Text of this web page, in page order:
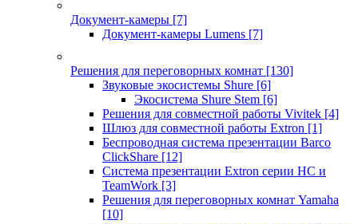
Документ-камеры [7]
Документ-камеры Lumens [7]
Решения для переговорных комнат [130]
Звуковые экосистемы Shure [6]
Экосистема Shure Stem [6]
Решения для совместной работы Vivitek [4]
Шлюз для совместной работы Extron [1]
Беспроводная система презентации Barco
ClickShare [12]
Система презентации Extron серии HC и
TeamWork [3]
Решения для переговорных комнат Yamaha
[10]